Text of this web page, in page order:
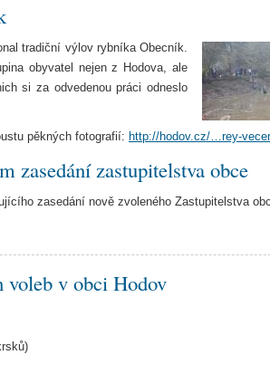
tradiční výlov rybníka Obecník.
obyvatel nejen z Hodova, ale
si za odvedenou práci odneslo
pěkných fotografií: http://hodov.cz/…rey-
zasedání zastupitelstva obce
zasedání nově zvoleného Zastupitelstva
v obci Hodov